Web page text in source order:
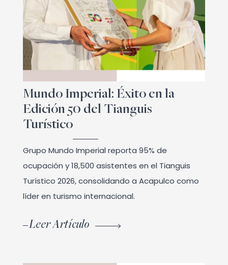
Mundo Imperial: Éxito en la
Edición 50 del Tianguis
Turístico
Grupo Mundo Imperial reporta 95% de
ocupación y 18,500 asistentes en el Tianguis
Turístico 2026, consolidando a Acapulco como
líder en turismo internacional.
Leer Artículo